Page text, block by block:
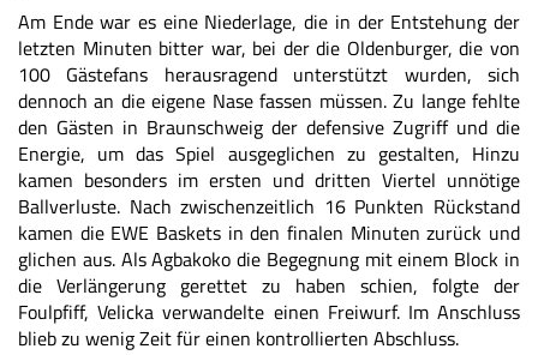
Am Ende war es eine Niederlage, die in der Entstehung der
letzten Minuten bitter war, bei der die Oldenburger, die von
100 Gästefans herausragend unterstützt wurden, sich
dennoch an die eigene Nase fassen müssen. Zu lange fehlte
den Gästen in Braunschweig der defensive Zugriff und die
Energie, um das Spiel ausgeglichen zu gestalten, Hinzu
kamen besonders im ersten und dritten Viertel unnötige
Ballverluste. Nach zwischenzeitlich 16 Punkten Rückstand
kamen die EWE Baskets in den finalen Minuten zurück und
glichen aus. Als Agbakoko die Begegnung mit einem Block in
die Verlängerung gerettet zu haben schien, folgte der
Foulpfiff, Velicka verwandelte einen Freiwurf. Im Anschluss
blieb zu wenig Zeit für einen kontrollierten Abschluss.